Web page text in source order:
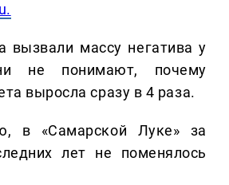
вызвали массу негатива у
не понимают, почему
выросла сразу в 4 раза.
в «Самарской Луке» за
лет не поменялось